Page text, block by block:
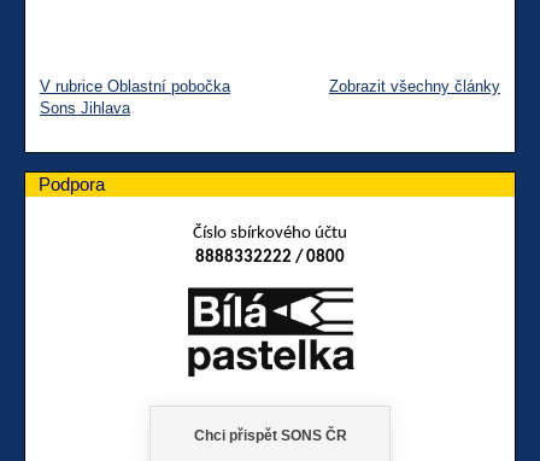
V rubrice Oblastní pobočka
Sons Jihlava
Zobrazit všechny články
Podpora
Číslo sbírkového účtu
8888332222 / 0800